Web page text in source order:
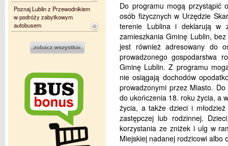
Do programu mogą przystąpić
osób fizycznych w Urzędzie
terenie Lublina i deklarują w
zamieszkania Gminę Lublin,
jest również adresowany do
prowadzonego gospodarstwa
Gminę Lublin. Z programu
nie osiągają dochodów
prowadzonymi przez Miasto.
do ukończenia 18. roku życia, a
życia, a także dzieci i
zastępczej lub rodzinnej.
korzystania ze zniżek i ulg w
Miejskiej nadanej rodzicowi albo
Poznaj Lublin z Przewodnikiem
w podróży zabytkowym
autobusem